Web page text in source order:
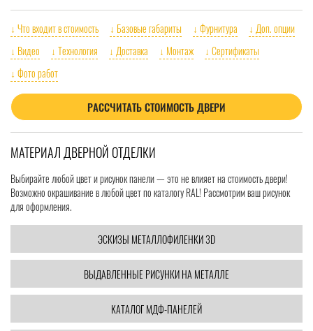
↓ Что входит в стоимость ↓ Базовые габариты ↓ Фурнитура
↓ Доп. опции
↓ Видео
↓ Технология ↓ Доставка ↓ Монтаж
↓ Сертификаты
↓ Фото работ
РАССЧИТАТЬ СТОИМОСТЬ ДВЕРИ
МАТЕРИАЛ ДВЕРНОЙ ОТДЕЛКИ
Выбирайте любой цвет и рисунок панели — это не влияет на стоимость двери!
Возможно окрашивание в любой цвет по каталогу RAL! Рассмотрим ваш рисунок
для оформления.
ЭСКИЗЫ МЕТАЛЛОФИЛЕНКИ 3D
ВЫДАВЛЕННЫЕ РИСУНКИ НА МЕТАЛЛЕ
КАТАЛОГ МДФ-ПАНЕЛЕЙ